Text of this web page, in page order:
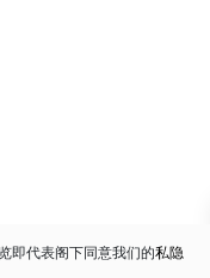
即代表阁下同意我们的私隐